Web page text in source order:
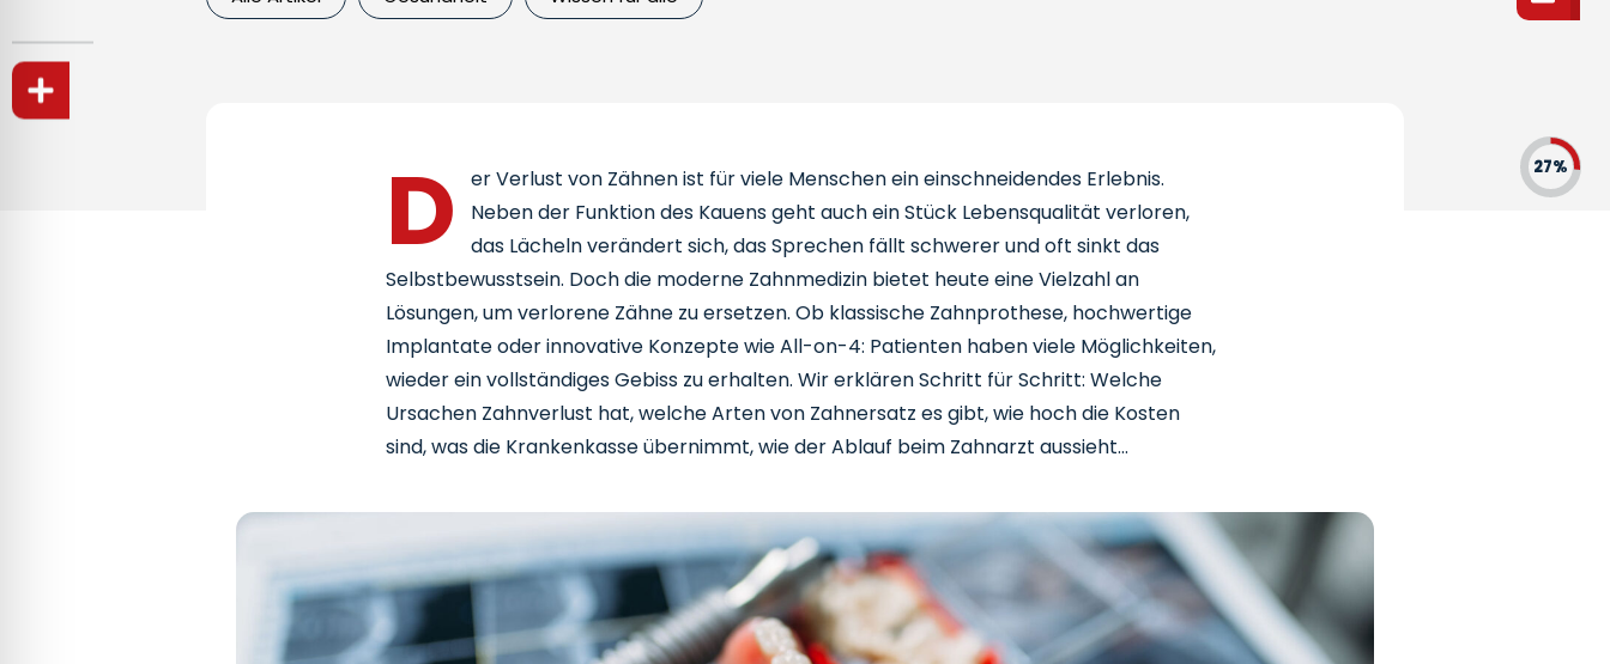
27%
D
er Verlust von Zähnen ist für viele Menschen ein einschneidendes Erlebnis.
Neben der Funktion des Kauens geht auch ein Stück Lebensqualität verloren,
das Lächeln verändert sich, das Sprechen fällt schwerer und oft sinkt das
Selbstbewusstsein. Doch die moderne Zahnmedizin bietet heute eine Vielzahl an
Lösungen, um verlorene Zähne zu ersetzen. Ob klassische Zahnprothese, hochwertige
Implantate oder innovative Konzepte wie All-on-4: Patienten haben viele Möglichkeiten,
wieder ein vollständiges Gebiss zu erhalten. Wir erklären Schritt für Schritt: Welche
Ursachen Zahnverlust hat, welche Arten von Zahnersatz es gibt, wie hoch die Kosten
sind, was die Krankenkasse übernimmt, wie der Ablauf beim Zahnarzt aussieht…